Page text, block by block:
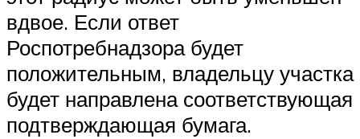
вдвое. Если ответ
Роспотребнадзора будет
положительным, владельцу участка
будет направлена соответствующая
подтверждающая бумага.